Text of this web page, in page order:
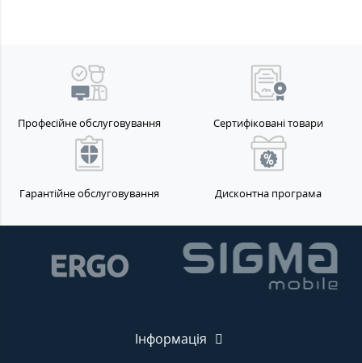
Професійне обслуговування Сертифіковані товари
Гарантійне обслуговування Дисконтна програма
Інформація